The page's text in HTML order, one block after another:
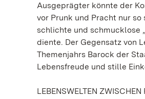
Ausgeprägter könnte der
vor Prunk und Pracht nur
schlichte und schmucklose
diente. Der Gegensatz von
Themenjahrs Barock der
Lebensfreude und stille
LEBENSWELTEN